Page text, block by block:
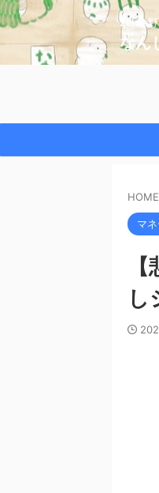
2chの野
なん
HOME
マ
し